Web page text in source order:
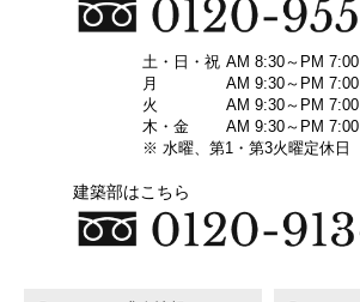
土・日・祝 AM 8:30～PM 7:00
月
AM 9:30～PM 7:00
火
AM 9:30～PM 7:00
木・金
AM 9:30～PM 7:00
※ 水曜、第1・第3火曜定休日
建築部はこちら